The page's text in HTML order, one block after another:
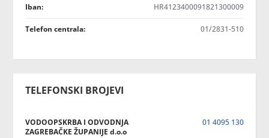
Iban: HR4123400091821300009
Telefon centrala: 01/2831-510
TELEFONSKI BROJEVI
VODOOPSKRBA I ODVODNJA
ZAGREBAČKE ŽUPANIJE d.o.o
01 4095 130